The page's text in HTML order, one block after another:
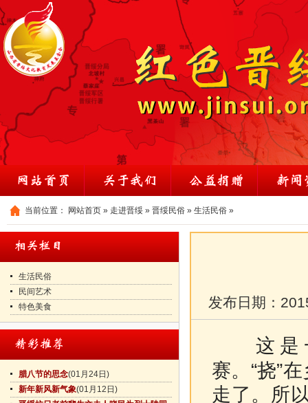
当前位置： 网站首页 » 走进晋绥 » 晋绥民俗 » 生活民俗 »
生活民俗
民间艺术
特色美食
腊八节的思念(01月24日)
新年新风新气象(01月12日)
发布日期：
这
赛。“挠”
走了。所